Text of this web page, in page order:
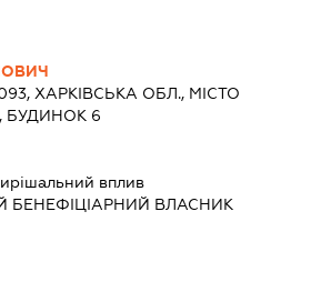
ХАРКІВСЬКА ОБЛ., МІСТО
БУДИНОК 6
вплив
БЕНЕФІЦІАРНИЙ ВЛАСНИК